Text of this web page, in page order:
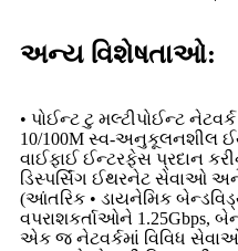
અન્ય વિશેષતાઓ:
• પોઈન્ટ ટુ મલ્ટીપોઈન્ટ
10/100M સ્વ-અનુકૂલનશીલ
વાઈફાઈ ઈન્ટરફેસ પ્રદાન
ડિસ્પર્સિંગ ઈથરનેટ સેવાઓ
(આંતરિક • ડાયનેમિક
વપરાશકર્તાઓને 1.25Gbps,
એક જ નેટવર્કમાં વિવિધ